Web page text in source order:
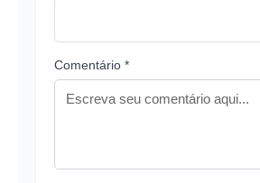
Comentário *